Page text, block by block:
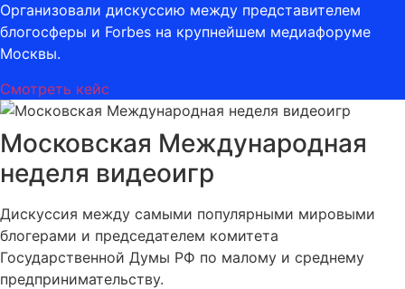
Организовали дискуссию между представителем
блогосферы и Forbes на крупнейшем медиафоруме
Москвы.
Смотреть кейс
Московская Международная
неделя видеоигр
Дискуссия между самыми популярными мировыми
блогерами и председателем комитета
Государственной Думы РФ по малому и среднему
предпринимательству.